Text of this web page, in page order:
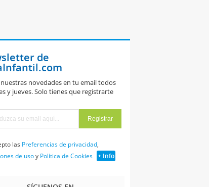
de una
de
nuestras novedades en tu email todos
y jueves. Solo tienes que registrarte
las Preferencias de privacidad,
de usoy Política de Cookies + Info